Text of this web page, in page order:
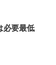
必要最低